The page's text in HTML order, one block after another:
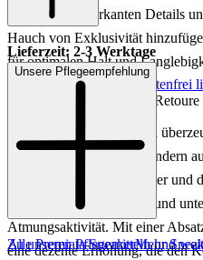
während die markanten Details
Hauch von Exklusivität
für optimalen Halt und
Dieser Sneaker für Herren
ansprechendes Design, sondern
Materialien. Das Innenfutter und
angenehmes Tragegefühl und
Atmungsaktivität. Mit einer
eine dezente Erhöhung, die den
Lieferzeit: 2-3 Werktage
Keine Versandkosten:
kostenfrei
Einfache und Kostenlose
Unsere Pflegeempfehlung
Zu unseren Pflegemitteln und
Alle Premiata SneakerMehr